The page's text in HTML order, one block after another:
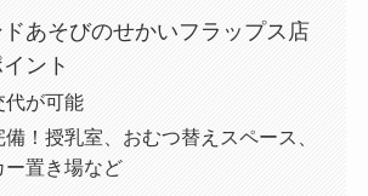
あそびのせかいフラップス店
ント
代が可能
！授乳室、おむつ替えスペース、
ー置き場など